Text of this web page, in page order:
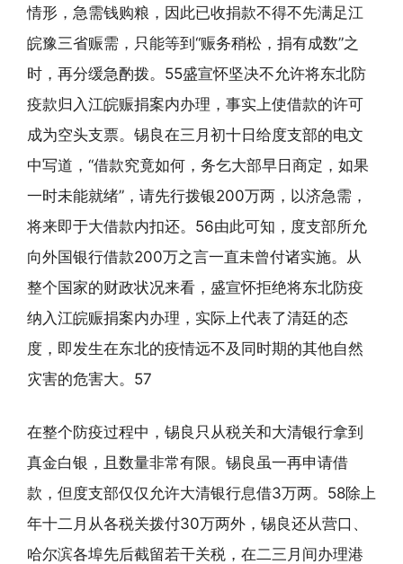
情形，急需钱购粮，因此已收捐款不得不先满足江
皖豫三省赈需，只能等到“赈务稍松，捐有成数”之
时，再分缓急酌拨。55盛宣怀坚决不允许将东北防
疫款归入江皖赈捐案内办理，事实上使借款的许可
成为空头支票。锡良在三月初十日给度支部的电文
中写道，“借款究竟如何，务乞大部早日商定，如果
一时未能就绪”，请先行拨银200万两，以济急需，
将来即于大借款内扣还。56由此可知，度支部所允
向外国银行借款200万之言一直未曾付诸实施。从
整个国家的财政状况来看，盛宣怀拒绝将东北防疫
纳入江皖赈捐案内办理，实际上代表了清廷的态
度，即发生在东北的疫情远不及同时期的其他自然
灾害的危害大。57
在整个防疫过程中，锡良只从税关和大清银行拿到
真金白银，且数量非常有限。锡良虽一再申请借
款，但度支部仅仅允许大清银行息借3万两。58除上
年十二月从各税关拨付30万两外，锡良还从营口、
哈尔滨各埠先后截留若干关税，在二三月间办理港